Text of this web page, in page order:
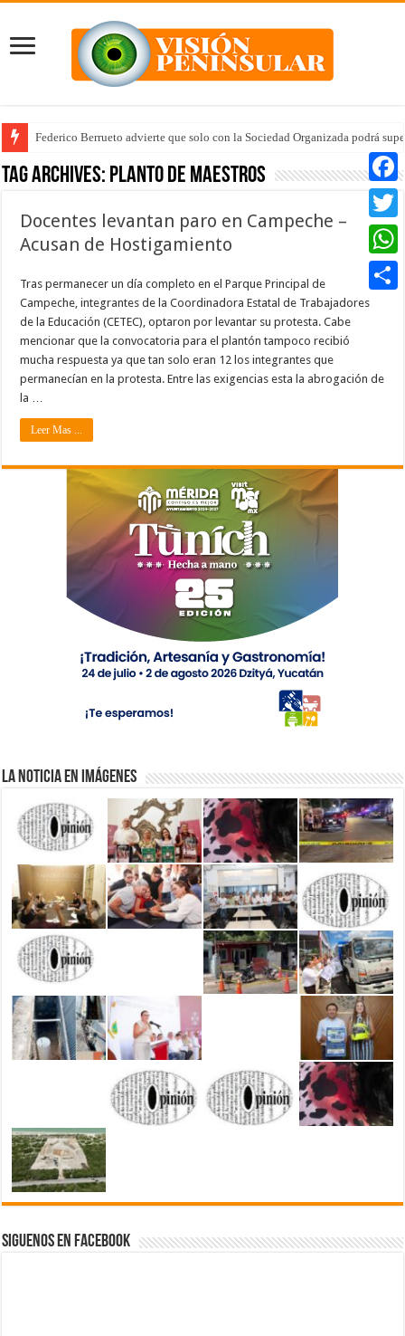
Federico Berrueto advierte que solo con la Sociedad Organizada podrá
Tag Archives: Planto de Maestros
Docentes levantan paro en Campeche –
Acusan de Hostigamiento
Tras permanecer un día completo en el Parque Principal de
Campeche, integrantes de la Coordinadora Estatal de Trabajadores
de la Educación (CETEC), optaron por levantar su protesta. Cabe
mencionar que la convocatoria para el plantón tampoco recibió
mucha respuesta ya que tan solo eran 12 los integrantes que
permanecían en la protesta. Entre las exigencias esta la abrogación de
la …
Leer Mas ...
La Noticia en Imágenes
Siguenos en Facebook
Twitter